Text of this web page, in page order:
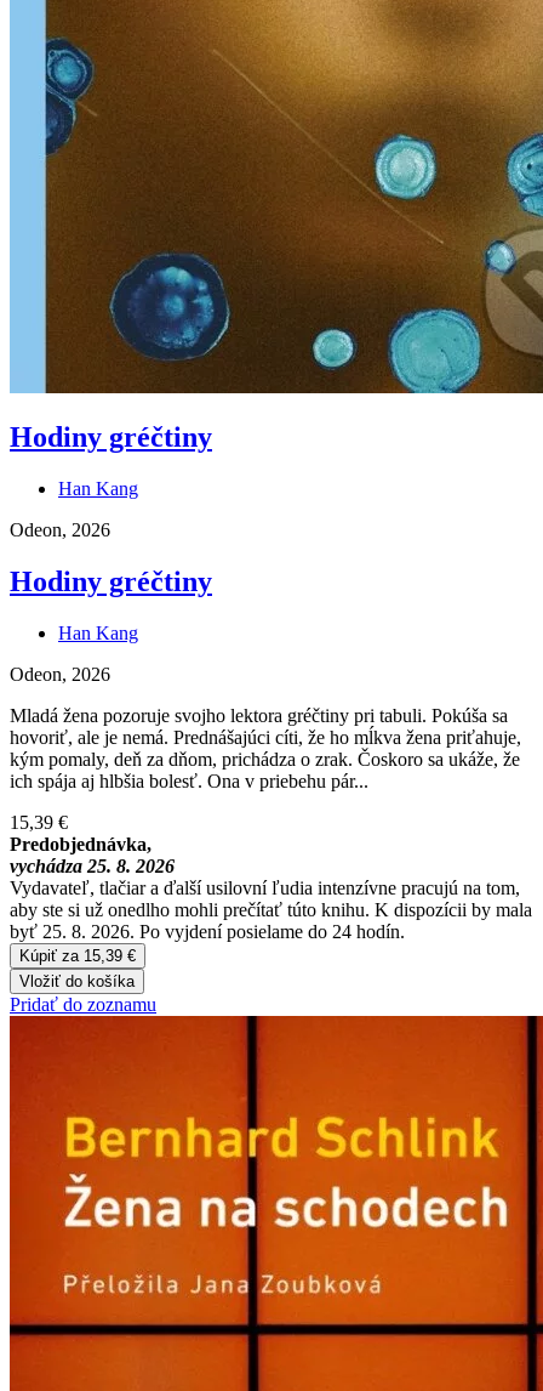
Hodiny gréčtiny
Han Kang
Odeon, 2026
Hodiny gréčtiny
Han Kang
Odeon, 2026
Mladá žena pozoruje svojho lektora gréčtiny pri tabuli. Pokúša sa
hovoriť, ale je nemá. Prednášajúci cíti, že ho mĺkva žena priťahuje,
kým pomaly, deň za dňom, prichádza o zrak. Čoskoro sa ukáže, že
ich spája aj hlbšia bolesť. Ona v priebehu pár...
15,39 €
Predobjednávka,
vychádza 25. 8. 2026
Vydavateľ, tlačiar a ďalší usilovní ľudia intenzívne pracujú na tom,
aby ste si už onedlho mohli prečítať túto knihu. K dispozícii by mala
byť 25. 8. 2026. Po vyjdení posielame do 24 hodín.
Kúpiť za 15,39 €
Vložiť do košíka
Pridať do zoznamu